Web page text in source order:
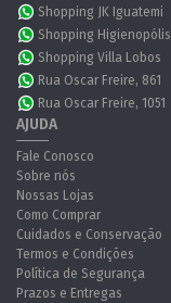
Shopping JK Iguatemi
Shopping Higienopólis
Shopping Villa Lobos
Rua Oscar Freire, 861
Rua Oscar Freire, 1051
AJUDA
Fale Conosco
Sobre nós
Nossas Lojas
Como Comprar
Cuidados e Conservação
Termos e Condições
Política de Segurança
Prazos e Entregas